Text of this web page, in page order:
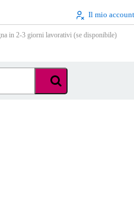
Il mio account
in 2-3 giorni lavorativi (se disponibile)